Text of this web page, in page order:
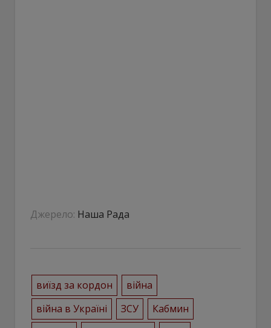
Джерело: Наша Рада
виїзд за кордон
війна
війна в Україні
ЗСУ
Кабмин